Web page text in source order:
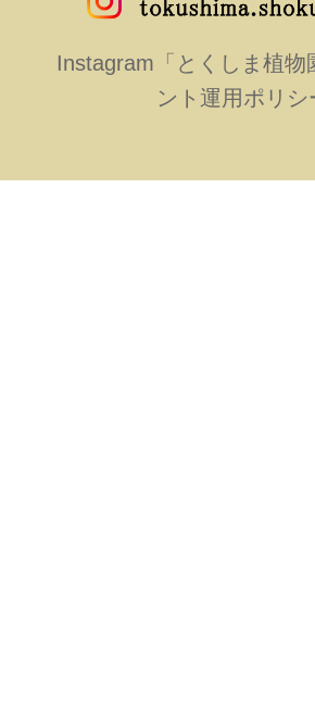
Instagram「とくしま植物
ント運用ポリシ